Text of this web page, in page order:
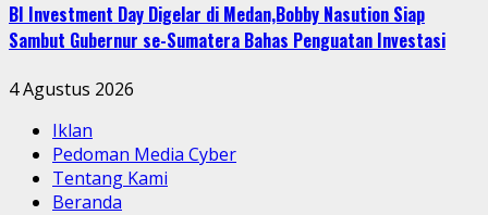
BI Investment Day Digelar di Medan,Bobby Nasution Siap
Sambut Gubernur se-Sumatera Bahas Penguatan Investasi
4 Agustus 2026
Iklan
Pedoman Media Cyber
Tentang Kami
Beranda